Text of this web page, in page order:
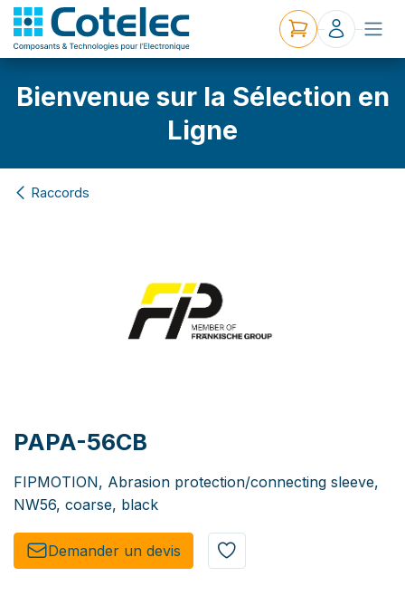
Bienvenue sur la Sélection en
Ligne
Raccords
PAPA-56CB
FIPMOTION, Abrasion protection/connecting sleeve,
NW56, coarse, black
Demander un de​​vis​​